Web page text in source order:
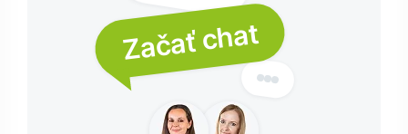
Začať chat